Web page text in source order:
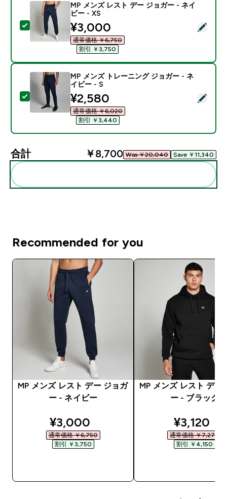
この商品を選択 - MP メンズ レスト デー ジョガー -
MP メンズ レスト デー ジョガー - ネイ
ビー - XS
discounted price
¥3,000‎
通常価格 ￥6,750‎
割引 ￥3,750‎
この商品を選択 - MP メンズ トレーニング ジョガー -
MP メンズ トレーニング ジョガー - ネ
イビー - S
discounted price
¥2,580‎
通常価格 ￥6,020‎
割引 ￥3,440‎
合計 ￥8,700‎ Was ￥20,040‎ Save ￥11,340‎
Recommended for you
MP メンズ レスト デー ジョガ
ー - ネイビー
discounted price
¥3,000‎
通常価格 ￥6,750‎
割引 ￥3,750‎
MP メンズ レスト デー
ー - ブラック
¥3,120‎
通常価格 ￥7,270‎
割引 ￥4,150‎